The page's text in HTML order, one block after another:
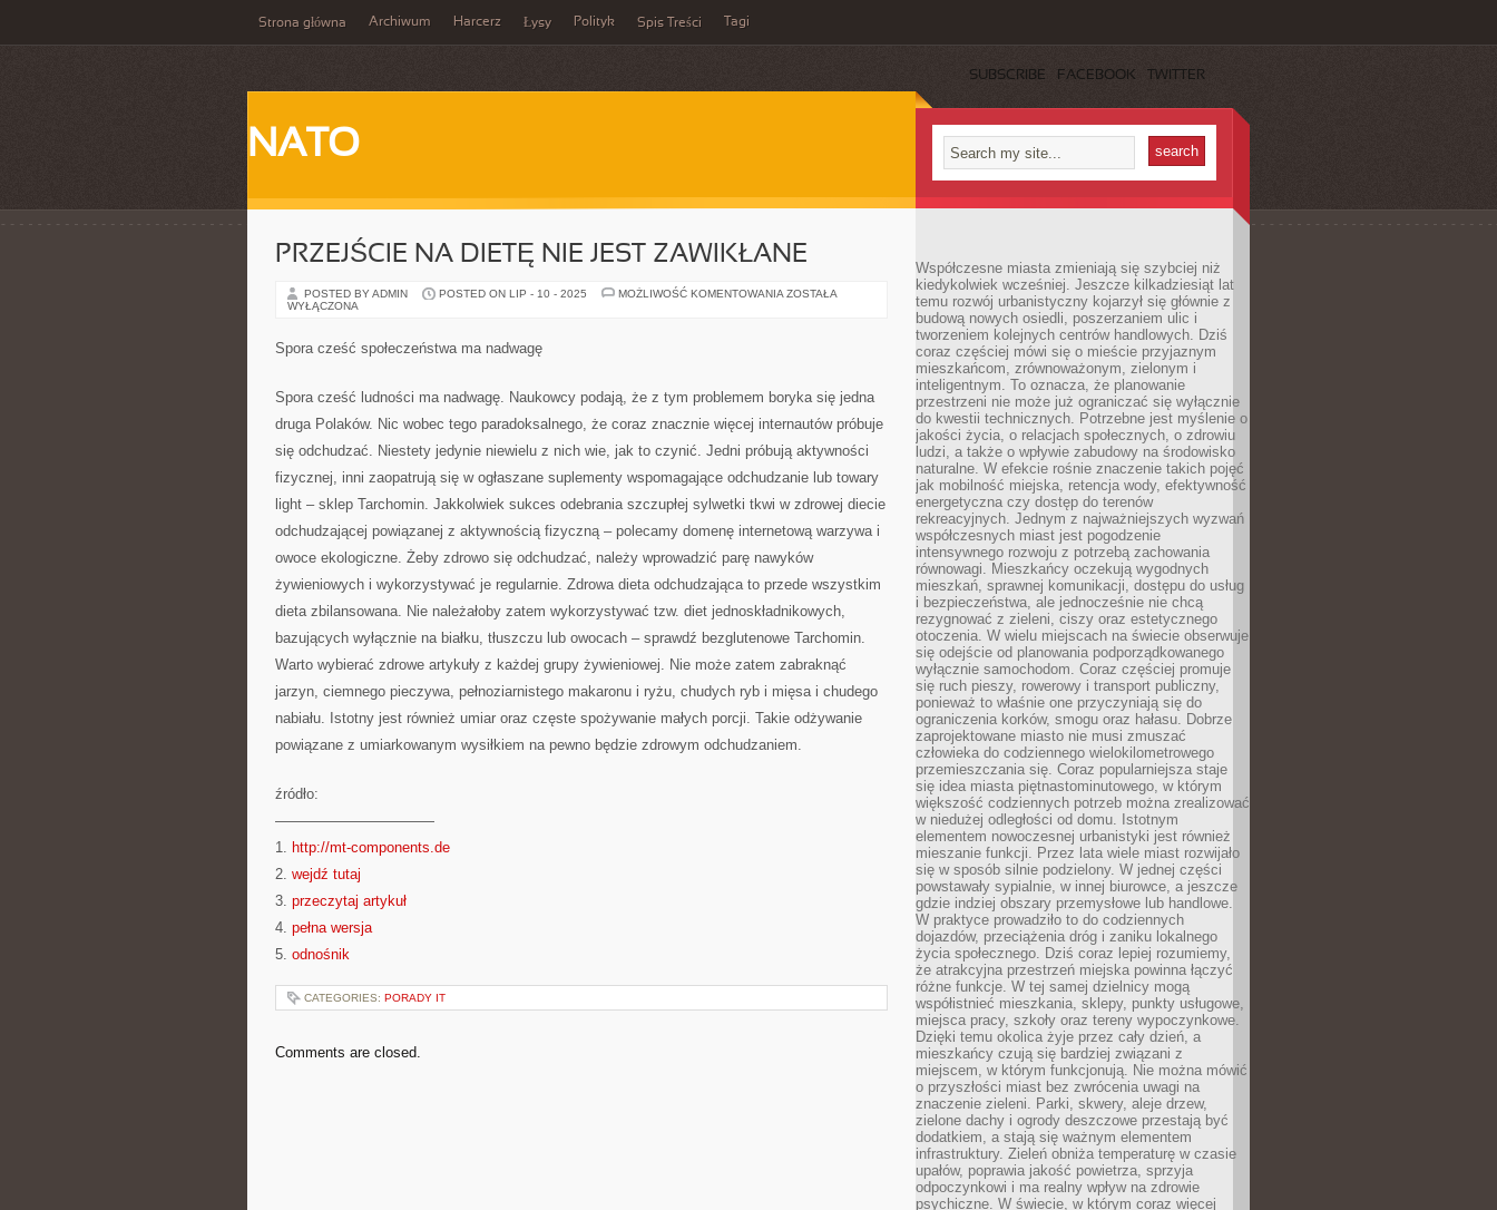
Strona główna Archiwum Harcerz Łysy Polityk Spis Treści Tagi
SUBSCRIBE FACEBOOK TWITTER
NATO
PRZEJŚCIE NA DIETĘ NIE JEST ZAWIKŁANE
POSTED BY ADMIN POSTED ON LIP - 10 - 2025 MOŻLIWOŚĆ KOMENTOWANIA PRZEJŚCIE
ZOSTAŁA
WYŁĄCZONA
Spora cześć społeczeństwa ma nadwagę
Spora cześć ludności ma nadwagę. Naukowcy podają, że z tym problemem boryka się jedna
druga Polaków. Nic wobec tego paradoksalnego, że coraz znacznie więcej internautów próbuje
się odchudzać. Niestety jedynie niewielu z nich wie, jak to czynić. Jedni próbują aktywności
fizycznej, inni zaopatrują się w ogłaszane suplementy wspomagające odchudzanie lub towary
light – sklep Tarchomin. Jakkolwiek sukces odebrania szczupłej sylwetki tkwi w zdrowej diecie
odchudzającej powiązanej z aktywnością fizyczną – polecamy domenę internetową warzywa i
owoce ekologiczne. Żeby zdrowo się odchudzać, należy wprowadzić parę nawyków
żywieniowych i wykorzystywać je regularnie. Zdrowa dieta odchudzająca to przede wszystkim
dieta zbilansowana. Nie należałoby zatem wykorzystywać tzw. diet jednoskładnikowych,
bazujących wyłącznie na białku, tłuszczu lub owocach – sprawdź bezglutenowe Tarchomin.
Warto wybierać zdrowe artykuły z każdej grupy żywieniowej. Nie może zatem zabraknąć
jarzyn, ciemnego pieczywa, pełnoziarnistego makaronu i ryżu, chudych ryb i mięsa i chudego
nabiału. Istotny jest również umiar oraz częste spożywanie małych porcji. Takie odżywanie
powiązane z umiarkowanym wysiłkiem na pewno będzie zdrowym odchudzaniem.
źródło:
———————————
1. http://mt-components.de
2. wejdź tutaj
3. przeczytaj artykuł
4. pełna wersja
5. odnośnik
CATEGORIES: PORADY IT
Comments are closed.
Współczesne miasta zmieniają się szybciej niż
kiedykolwiek wcześniej. Jeszcze kilkadziesiąt lat
temu rozwój urbanistyczny kojarzył się głównie z
budową nowych osiedli, poszerzaniem ulic i
tworzeniem kolejnych centrów handlowych. Dziś
coraz częściej mówi się o mieście przyjaznym
mieszkańcom, zrównoważonym, zielonym i
inteligentnym. To oznacza, że planowanie
przestrzeni nie może już ograniczać się wyłącznie
do kwestii technicznych. Potrzebne jest myślenie o
jakości życia, o relacjach społecznych, o zdrowiu
ludzi, a także o wpływie zabudowy na środowisko
naturalne. W efekcie rośnie znaczenie takich pojęć
jak mobilność miejska, retencja wody, efektywność
energetyczna czy dostęp do terenów
rekreacyjnych. Jednym z najważniejszych wyzwań
współczesnych miast jest pogodzenie
intensywnego rozwoju z potrzebą zachowania
równowagi. Mieszkańcy oczekują wygodnych
mieszkań, sprawnej komunikacji, dostępu do usług
i bezpieczeństwa, ale jednocześnie nie chcą
rezygnować z zieleni, ciszy oraz estetycznego
otoczenia. W wielu miejscach na świecie obserwuje
się odejście od planowania podporządkowanego
wyłącznie samochodom. Coraz częściej promuje
się ruch pieszy, rowerowy i transport publiczny,
ponieważ to właśnie one przyczyniają się do
ograniczenia korków, smogu oraz hałasu. Dobrze
zaprojektowane miasto nie musi zmuszać
człowieka do codziennego wielokilometrowego
przemieszczania się. Coraz popularniejsza staje
się idea miasta piętnastominutowego, w którym
większość codziennych potrzeb można zrealizować
w niedużej odległości od domu. Istotnym
elementem nowoczesnej urbanistyki jest również
mieszanie funkcji. Przez lata wiele miast rozwijało
się w sposób silnie podzielony. W jednej części
powstawały sypialnie, w innej biurowce, a jeszcze
gdzie indziej obszary przemysłowe lub handlowe.
W praktyce prowadziło to do codziennych
dojazdów, przeciążenia dróg i zaniku lokalnego
życia społecznego. Dziś coraz lepiej rozumiemy,
że atrakcyjna przestrzeń miejska powinna łączyć
różne funkcje. W tej samej dzielnicy mogą
współistnieć mieszkania, sklepy, punkty usługowe,
miejsca pracy, szkoły oraz tereny wypoczynkowe.
Dzięki temu okolica żyje przez cały dzień, a
mieszkańcy czują się bardziej związani z
miejscem, w którym funkcjonują. Nie można mówić
o przyszłości miast bez zwrócenia uwagi na
znaczenie zieleni. Parki, skwery, aleje drzew,
zielone dachy i ogrody deszczowe przestają być
dodatkiem, a stają się ważnym elementem
infrastruktury. Zieleń obniża temperaturę w czasie
upałów, poprawia jakość powietrza, sprzyja
odpoczynkowi i ma realny wpływ na zdrowie
psychiczne. W świecie, w którym coraz więcej